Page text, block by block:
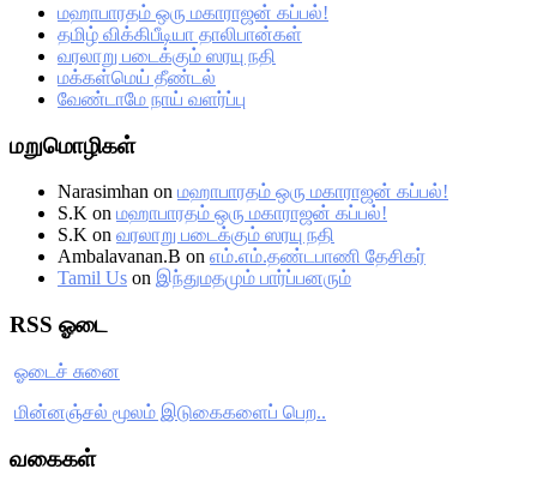
மஹாபாரதம் ஒரு மகாராஜன் கப்பல்!
தமிழ் விக்கிபீடியா தாலிபான்கள்
வரலாறு படைக்கும் ஸரயு நதி
மக்கள்மெய் தீண்டல்
வேண்டாமே நாய் வளர்ப்பு
மறுமொழிகள்
Narasimhan on மஹாபாரதம் ஒரு மகாராஜன் கப்பல்!
S.K on மஹாபாரதம் ஒரு மகாராஜன் கப்பல்!
S.K on வரலாறு படைக்கும் ஸரயு நதி
Ambalavanan.B on எம்.எம்.தண்டபாணி தேசிகர்
Tamil Us on இந்துமதமும் பார்ப்பனரும்
RSS ஓடை
ஓடைச் சுனை
மின்னஞ்சல் மூலம் இடுகைகளைப் பெற..
வகைகள்